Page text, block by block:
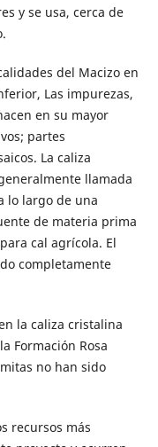
y se usa, cerca de
del Macizo en
Las impurezas,
en su mayor
partes
La caliza
llamada
lo largo de una
de materia prima
cal agrícola. El
completamente
la caliza cristalina
Formación Rosa
no han sido
recursos más